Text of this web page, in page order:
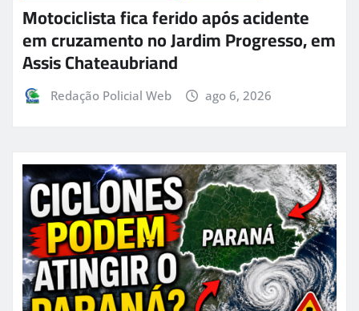
Motociclista fica ferido após acidente
em cruzamento no Jardim Progresso, em
Assis Chateaubriand
Redação Policial Web ago 6, 2026